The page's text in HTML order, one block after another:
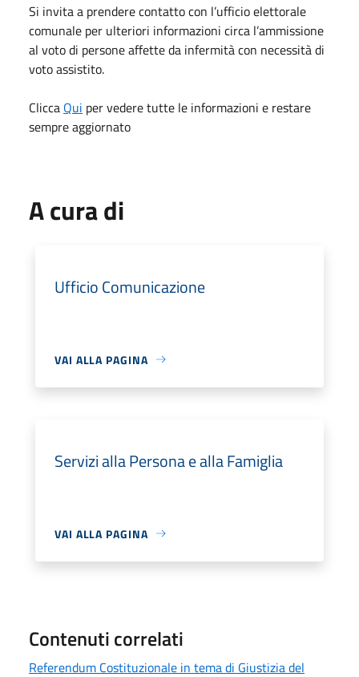
Si invita a prendere contatto con l’ufficio elettorale
comunale per ulteriori informazioni circa l’ammissione
al voto di persone affette da infermità con necessità di
voto assistito.
Clicca Qui per vedere tutte le informazioni e restare
sempre aggiornato
A cura di
Ufficio Comunicazione
VAI ALLA PAGINA
Servizi alla Persona e alla Famiglia
VAI ALLA PAGINA
Contenuti correlati
Referendum Costituzionale in tema di Giustizia del